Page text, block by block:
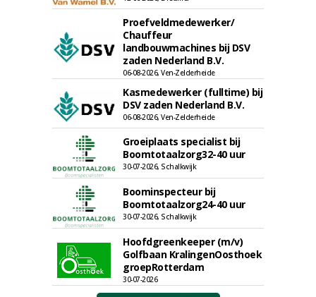
Proefveldmedewerker/
Chauffeur
landbouwmachines bij DSV
zaden Nederland B.V.
06-08-2026, Ven-Zelderheide
Kasmedewerker (fulltime) bij
DSV zaden Nederland B.V.
06-08-2026, Ven-Zelderheide
Groeiplaats specialist bij
Boomtotaalzorg32-40 uur
30-07-2026, Schalkwijk
Boominspecteur bij
Boomtotaalzorg24-40 uur
30-07-2026, Schalkwijk
Hoofdgreenkeeper (m/v)
Golfbaan KralingenOosthoek
groepRotterdam
30-07-2026